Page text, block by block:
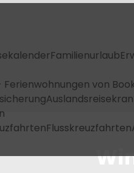
Familienurlaub
Ferienwohnungen von
Flusskreuzfahrten